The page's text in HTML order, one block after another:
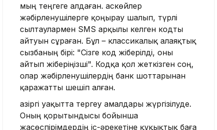
мың теңгеге алдаған. Қаскөйлер
жәбірленушілерге қоңырау шалып, түрлі
сылтаулармен SMS арқылы келген кодты
айтуын сұраған. Бұл – классикалық алаяқтық
сызбаның бірі: "Сізге код жіберілді, оны
айтып жіберіңізші". Кодқа қол жеткізген соң,
олар жәбірленушілердің банк шоттарынан
қаражатты шешіп алған.
Қазіргі уақытта тергеу амалдары жүргізілуде.
Оның қорытындысы бойынша
жасөспірімдердің іс-әрекетіне құқықтық баға